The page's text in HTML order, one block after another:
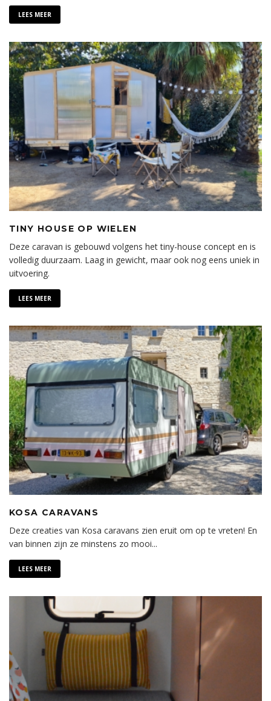
LEES MEER
TINY HOUSE OP WIELEN
Deze caravan is gebouwd volgens het tiny-house concept en is
volledig duurzaam. Laag in gewicht, maar ook nog eens uniek in
uitvoering.
LEES MEER
KOSA CARAVANS
Deze creaties van Kosa caravans zien eruit om op te vreten! En
van binnen zijn ze minstens zo mooi...
LEES MEER